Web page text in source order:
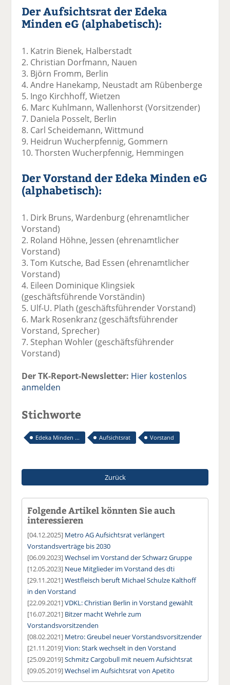
Der Aufsichtsrat der Edeka
Minden eG (alphabetisch):
1. Katrin Bienek, Halberstadt
2. Christian Dorfmann, Nauen
3. Björn Fromm, Berlin
4. Andre Hanekamp, Neustadt am Rübenberge
5. Ingo Kirchhoff, Wietzen
6. Marc Kuhlmann, Wallenhorst (Vorsitzender)
7. Daniela Posselt, Berlin
8. Carl Scheidemann, Wittmund
9. Heidrun Wucherpfennig, Gommern
10. Thorsten Wucherpfennig, Hemmingen
Der Vorstand der Edeka Minden eG
(alphabetisch):
1. Dirk Bruns, Wardenburg (ehrenamtlicher
Vorstand)
2. Roland Höhne, Jessen (ehrenamtlicher
Vorstand)
3. Tom Kutsche, Bad Essen (ehrenamtlicher
Vorstand)
4. Eileen Dominique Klingsiek
(geschäftsführende Vorständin)
5. Ulf-U. Plath (geschäftsführender Vorstand)
6. Mark Rosenkranz (geschäftsführender
Vorstand, Sprecher)
7. Stephan Wohler (geschäftsführender
Vorstand)
Der TK-Report-Newsletter: Hier kostenlos
anmelden
Stichworte
Edeka Minden ... Aufsichtsrat Vorstand
Zurück
Folgende Artikel könnten Sie auch
interessieren
[04.12.2025] Metro AG Aufsichtsrat verlängert
Vorstandsverträge bis 2030
[06.09.2023]Wechsel im Vorstand der Schwarz Gruppe
[12.05.2023] Neue Mitglieder im Vorstand des dti
[29.11.2021]Westfleisch beruft Michael Schulze Kalthoff
in den Vorstand
[22.09.2021]VDKL: Christian Berlin in Vorstand gewählt
[16.07.2021] Bitzer macht Wehrle zum
Vorstandsvorsitzenden
[08.02.2021] Metro: Greubel neuer Vorstandsvorsitzender
[21.11.2019]Vion: Stark wechselt in den Vorstand
[25.09.2019]Schmitz Cargobull mit neuem Aufsichtsrat
[09.05.2019]Wechsel im Aufsichtsrat von Apetito